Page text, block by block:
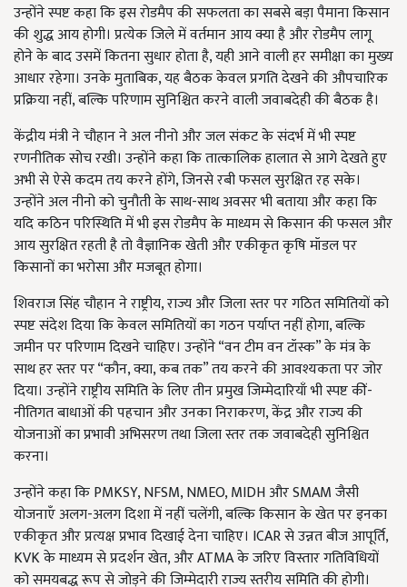
उन्होंने स्पष्ट कहा कि इस रोडमैप की सफलता का सबसे बड़ा पैमाना किसान
की शुद्ध आय होगी। प्रत्येक जिले में वर्तमान आय क्या है और रोडमैप लागू
होने के बाद उसमें कितना सुधार होता है, यही आने वाली हर समीक्षा का मुख्य
आधार रहेगा। उनके मुताबिक, यह बैठक केवल प्रगति देखने की औपचारिक
प्रक्रिया नहीं, बल्कि परिणाम सुनिश्चित करने वाली जवाबदेही की बैठक है।
केंद्रीय मंत्री ने चौहान ने अल नीनो और जल संकट के संदर्भ में भी स्पष्ट
रणनीतिक सोच रखी। उन्होंने कहा कि तात्कालिक हालात से आगे देखते हुए
अभी से ऐसे कदम तय करने होंगे, जिनसे रबी फसल सुरक्षित रह सके।
उन्होंने अल नीनो को चुनौती के साथ-साथ अवसर भी बताया और कहा कि
यदि कठिन परिस्थिति में भी इस रोडमैप के माध्यम से किसान की फसल और
आय सुरक्षित रहती है तो वैज्ञानिक खेती और एकीकृत कृषि मॉडल पर
किसानों का भरोसा और मजबूत होगा।
शिवराज सिंह चौहान ने राष्ट्रीय, राज्य और जिला स्तर पर गठित समितियों को
स्पष्ट संदेश दिया कि केवल समितियों का गठन पर्याप्त नहीं होगा, बल्कि
जमीन पर परिणाम दिखने चाहिए। उन्होंने “वन टीम वन टॉस्क” के मंत्र के
साथ हर स्तर पर “कौन, क्या, कब तक” तय करने की आवश्यकता पर जोर
दिया। उन्होंने राष्ट्रीय समिति के लिए तीन प्रमुख जिम्मेदारियाँ भी स्पष्ट कीं-
नीतिगत बाधाओं की पहचान और उनका निराकरण, केंद्र और राज्य की
योजनाओं का प्रभावी अभिसरण तथा जिला स्तर तक जवाबदेही सुनिश्चित
करना।
उन्होंने कहा कि PMKSY, NFSM, NMEO, MIDH और SMAM जैसी
योजनाएँ अलग-अलग दिशा में नहीं चलेंगी, बल्कि किसान के खेत पर इनका
एकीकृत और प्रत्यक्ष प्रभाव दिखाई देना चाहिए। ICAR से उन्नत बीज आपूर्ति,
KVK के माध्यम से प्रदर्शन खेत, और ATMA के जरिए विस्तार गतिविधियों
को समयबद्ध रूप से जोड़ने की जिम्मेदारी राज्य स्तरीय समिति की होगी।